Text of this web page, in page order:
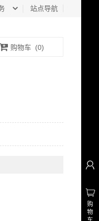
站点导航
购物车 (0)
购
物